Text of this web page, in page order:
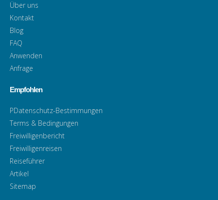
Über uns
Kontakt
Blog
FAQ
Anwenden
Anfrage
Empfohlen
PDatenschutz-Bestimmungen
Terms & Bedingungen
Freiwilligenbericht
Freiwilligenreisen
Reiseführer
Artikel
Sitemap